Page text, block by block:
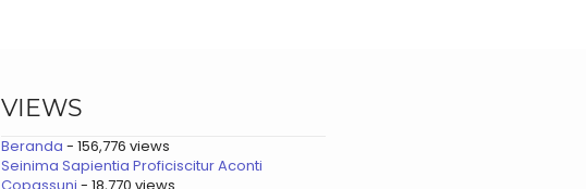
VIEWS
Beranda - 156,776 views
Seinima Sapientia Proficiscitur Aconti